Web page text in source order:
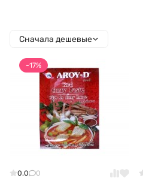
Сначала дешевые
-17%
0.0
0